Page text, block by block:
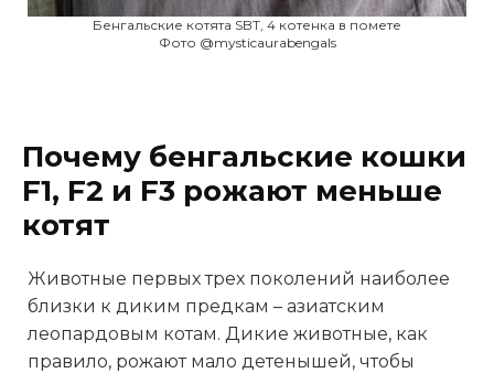
Бенгальские котята SBT, 4 котенка в помете
Фото @mysticaurabengals
Почему бенгальские кошки
F1, F2 и F3 рожают меньше
котят
Животные первых трех поколений наиболее
близки к диким предкам – азиатским
леопардовым котам. Дикие животные, как
правило, рожают мало детенышей, чтобы